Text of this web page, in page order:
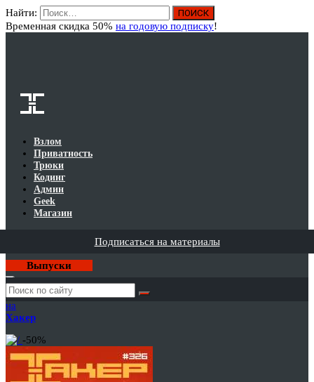
Найти:
Временная скидка 50% на годовую подписку!
Взлом
Приватность
Трюки
Кодинг
Админ
Geek
Магазин
Подписаться на материалы
Выпуски
Годовая
подписка
на
Хакер
-50%